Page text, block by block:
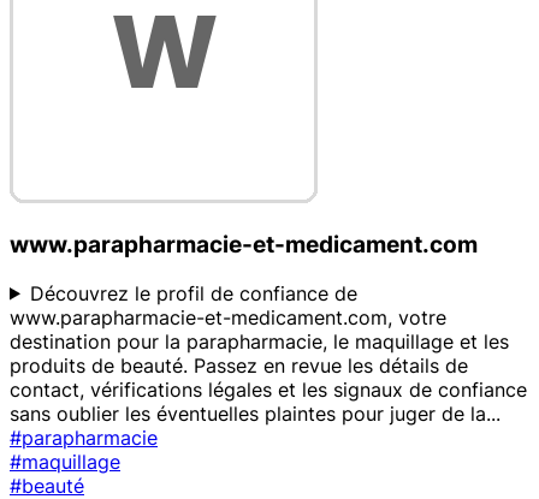
www.parapharmacie-et-medicament.com
Découvrez le profil de confiance de
www.parapharmacie-et-medicament.com, votre
destination pour la parapharmacie, le maquillage et les
produits de beauté. Passez en revue les détails de
contact, vérifications légales et les signaux de confiance
sans oublier les éventuelles plaintes pour juger de la...
#parapharmacie
#maquillage
#beauté